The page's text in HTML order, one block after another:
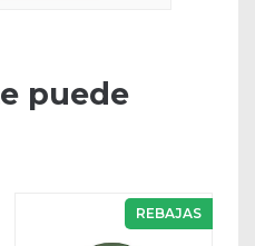
puede
REBAJAS